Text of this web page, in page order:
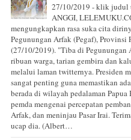
27/10/2019 - klik judul
ANGGI,
mengungkapkan rasa suka cita
Pegunungan Arfak (Pegaf), Provinsi
(27/10/2019). "Tiba di Pegunungan
ribuan warga, tarian gembira dan
melalui laman twitternya. Presiden
sangat penting guna memastikan
berada di wilayah pedalaman
pemda mengenai percepatan
Arfak, dan meninjau Pasar Irai.
ucap dia. (Albert…